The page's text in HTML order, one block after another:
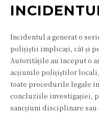
Incidentul a generat o
polițiștii implicați, cât și
Autoritățile au început o
acțiunile polițiștilor locali,
toate procedurile legale
concluziile investigației,
sancțiuni disciplinare sau